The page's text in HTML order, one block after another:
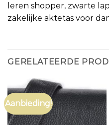
leren shopper, zwarte
zakelijke aktetas voor
GERELATEERDE
Aanbieding!